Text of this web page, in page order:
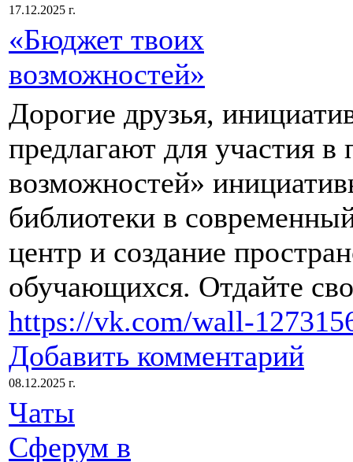
17.12.2025 г.
«Бюджет твоих
возможностей»
Дорогие друзья,
предлагают для участия
возможностей»
библиотеки в
центр и создание
обучающихся. Отдайте
https://vk.com/wall-
Добавить комментарий
08.12.2025 г.
Чаты
Сферум в